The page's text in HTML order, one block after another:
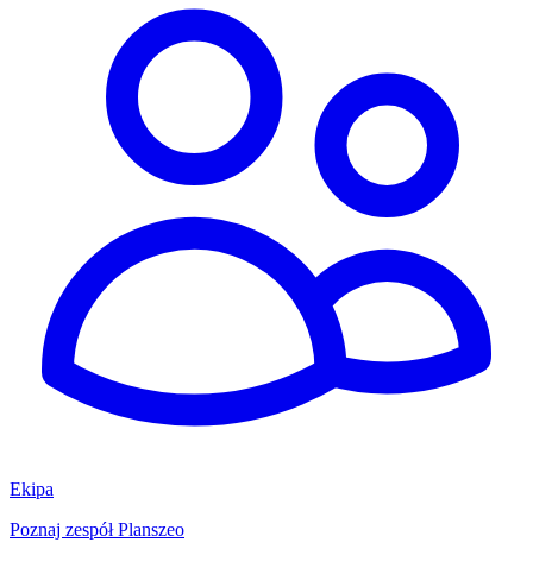
Ekipa
Poznaj zespół Planszeo